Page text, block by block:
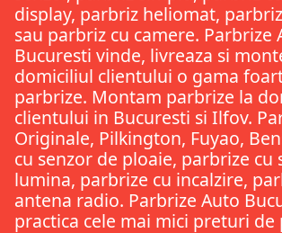
display, parbriz heliomat,
sau parbriz cu camere. Parbrize
Bucuresti vinde, livreaza si
domiciliul clientului o gama
parbrize. Montam parbrize la
clientului in Bucuresti si Ilfov.
Originale, Pilkington, Fuyao,
cu senzor de ploaie, parbrize cu
lumina, parbrize cu incalzire,
antena radio. Parbrize Auto
practica cele mai mici preturi de